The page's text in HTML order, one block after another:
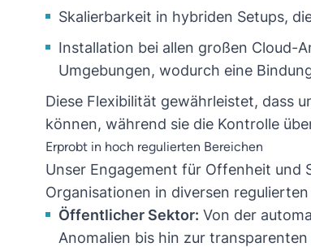
Skalierbarkeit in hybriden Setups,
Installation bei allen großen Cloud-
Umgebungen, wodurch eine
Diese Flexibilität gewährleistet, dass
können, während sie die Kontrolle
Erprobt in hoch regulierten Bereichen
Unser Engagement für Offenheit und
Organisationen in diversen
Öffentlicher Sektor: Von der
Anomalien bis hin zur